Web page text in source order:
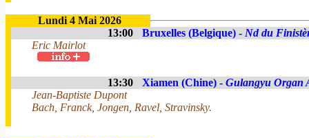
Lundi 4 Mai 2026
13:00
Bruxelles (Belgique) - Nd du
Eric Mairlot
13:30 Xiamen (Chine) - Gulangyu Organ
Jean-Baptiste Dupont
Bach, Franck, Jongen, Ravel, Stravinsky.